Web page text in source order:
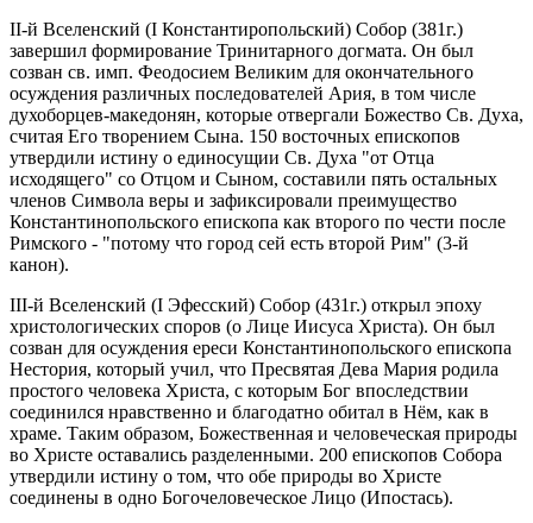
II-й Вселенский (I Константиропольский) Собор (381г.)
завершил формирование Тринитарного догмата. Он был
созван св. имп. Феодосием Великим для окончательного
осуждения различных последователей Ария, в том числе
духоборцев-македонян, которые отвергали Божество Св. Духа,
считая Его творением Сына. 150 восточных епископов
утвердили истину о единосущии Св. Духа "от Отца
исходящего" со Отцом и Сыном, составили пять остальных
членов Символа веры и зафиксировали преимущество
Константинопольского епископа как второго по чести после
Римского - "потому что город сей есть второй Рим" (3-й
канон).
III-й Вселенский (I Эфесский) Собор (431г.) открыл эпоху
христологических споров (о Лице Иисуса Христа). Он был
созван для осуждения ереси Константинопольского епископа
Нестория, который учил, что Пресвятая Дева Мария родила
простого человека Христа, с которым Бог впоследствии
соединился нравственно и благодатно обитал в Нём, как в
храме. Таким образом, Божественная и человеческая природы
во Христе оставались разделенными. 200 епископов Собора
утвердили истину о том, что обе природы во Христе
соединены в одно Богочеловеческое Лицо (Ипостась).